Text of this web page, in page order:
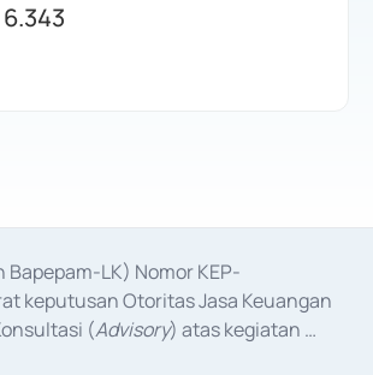
6.343
LK) Nomor KEP-
keputusan Otoritas Jasa Keuangan
(Advisory) atas kegiatan